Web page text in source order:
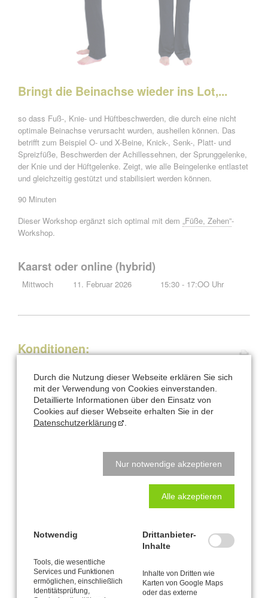
Bringt die Beinachse wieder ins Lot,...
so dass Fuß-, Knie- und Hüftbeschwerden, die durch eine nicht
optimale Beinachse verursacht wurden, ausheilen können. Das
betrifft zum Beispiel O- und X-Beine, Knick-, Senk-, Platt- und
Spreizfüße, Beschwerden der Achillessehnen, der Sprunggelenke,
der Knie und der Hüftgelenke. Zeigt, wie alle Beingelenke entlastet
und gleichzeitig gestützt und stabilisiert werden können.
90 Minuten
Dieser Workshop ergänzt sich optimal mit dem „Füße, Zehen”-
Workshop.
Kaarst oder online (hybrid)
Mittwoch 11. Februar 2026 15:30 - 17:OO Uhr
Konditionen:
ab 4 Teilnehmer
Vorkenntnisse ausBasis-Workshop oder Vergleichbarem
erforderlich.
Voranmeldung erforderlich.
ist die volle Kursgebühr zu entrichten.
Büro und Postanschrift
CANTIENICA -STUDIO Nataly Leufgen
Kaarst – Düsseldorf
Klausnerstraße 26
Durch die Nutzung dieser Webseite erklären Sie sich
mit der Verwendung von Cookies einverstanden.
Detaillierte Informationen über den Einsatz von
Cookies auf dieser Webseite erhalten Sie in der
Datenschutzerklärung
Nur notwendige akzeptieren
Alle akzeptieren
Notwendig
Tools, die wesentliche
Services und Funktionen
ermöglichen, einschließlich
Identitätsprüfung,
Drittanbieter-
Inhalte
Inhalte von Dritten wie
Karten von Google Maps
oder das externe